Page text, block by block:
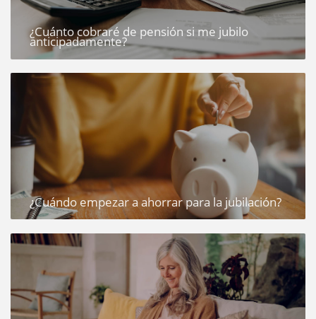
¿Cuánto cobraré de pensión si me jubilo
anticipadamente?
¿Cuándo empezar a ahorrar para la jubilación?